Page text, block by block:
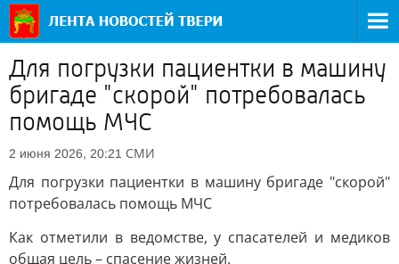
Для погрузки пациентки в машину
бригаде "скорой" потребовалась
помощь МЧС
2 июня 2026, 20:21 СМИ
Для погрузки пациентки в машину бригаде "скорой"
потребовалась помощь МЧС
Как отметили в ведомстве, у спасателей и медиков
общая цель – спасение жизней.